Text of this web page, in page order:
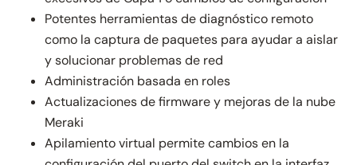
Potentes herramientas de diagnóstico remoto
como la captura de paquetes para ayudar a aislar
y solucionar problemas de red
Administración basada en roles
Actualizaciones de firmware y mejoras de la nube
Meraki
Apilamiento virtual permite cambios en la